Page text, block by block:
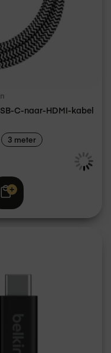
C-naar-HDMI-kabel
3 meter